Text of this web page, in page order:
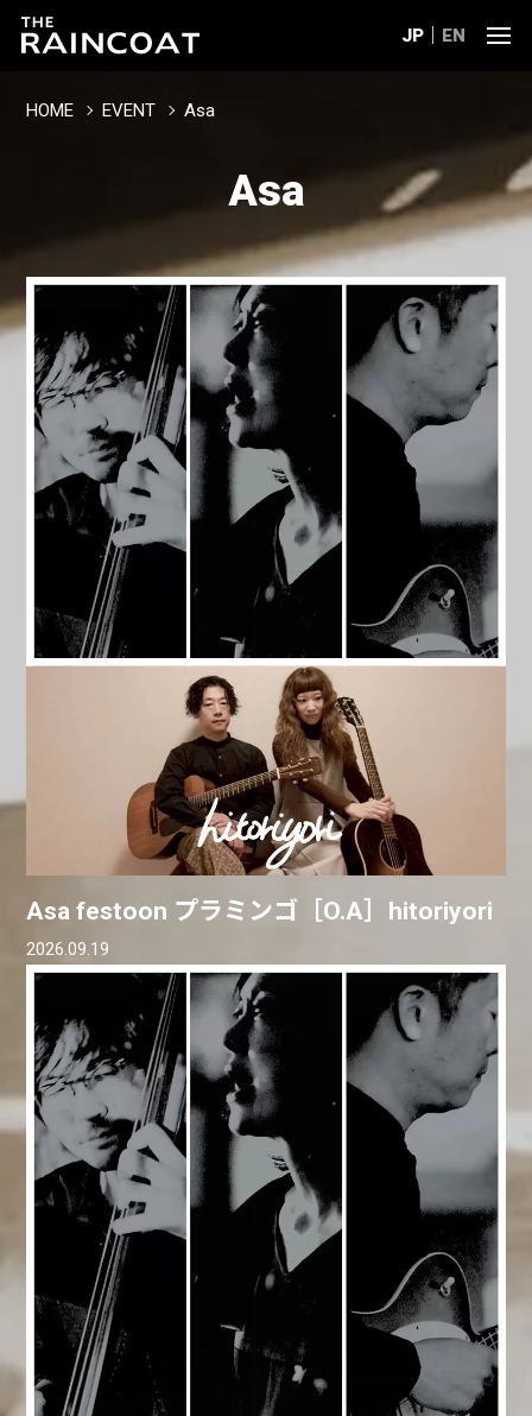
JP EN
HOME EVENT Asa
Asa
Asa festoon プラミンゴ［O.A］hitoriyori
2026.09.19